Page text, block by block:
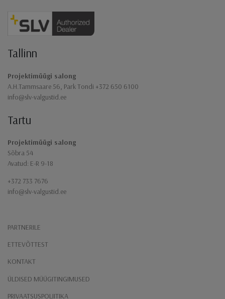
Jaluse navigatsioon
Tallinn
Projektimüügi salong
A.H.Tammsaare 56, Park Tondi +372 650 6100
info@slv-valgustid.ee
Tartu
Projektimüügi salong
Sõbra 54
Avatud: E-R 9-18
+372 733 7676
info@slv-valgustid.ee
PARTNERILE
ETTEVÕTTEST
KONTAKT
ÜLDISED MÜÜGITINGIMUSED
PRIVAATSUSPOLIITIKA